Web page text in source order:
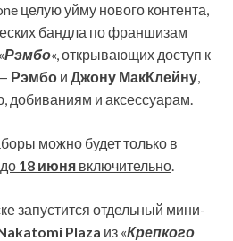
целую уйму нового контента,
бандла по франшизам
Рэмбо«, открывающих доступ к
Рэмбо и Джону МакКлейну
добиваниям и аксессуарам.
можно будет только в
до 18 июня включительно
запустится отдельный мини-
Plaza из «Крепкого